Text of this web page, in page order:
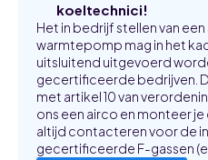
koeltechnici!
Het in bedrijf stellen van
warmtepomp mag in het
uitsluitend uitgevoerd
gecertificeerde bedrijven.
met artikel 10 van
ons een airco en monteer je
altijd contacteren voor de
gecertificeerde F-gassen